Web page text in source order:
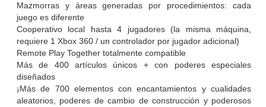
Mazmorras y áreas generadas por procedimientos: cada
juego es diferente
Cooperativo local hasta 4 jugadores (la misma máquina,
requiere 1 Xbox 360 / un controlador por jugador adicional)
Remote Play Together totalmente compatible
Más de 400 artículos únicos + con poderes especiales
diseñados
¡Más de 700 elementos con encantamientos y cualidades
aleatorios, poderes de cambio de construcción y poderosos